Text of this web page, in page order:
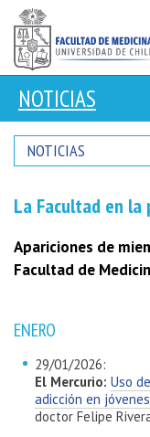
NOTICIAS
NOTICIAS
La Facultad en la
Apariciones de
Facultad de
ENERO
29/01/2026:
El Mercurio: Uso
adicción en
doctor Felipe